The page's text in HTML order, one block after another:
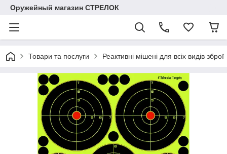
Оружейный магазин СТРЕЛОК
Товари та послуги Реактивні мішені для всіх видів зброї